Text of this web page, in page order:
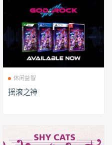
休闲益智
摇滚之神